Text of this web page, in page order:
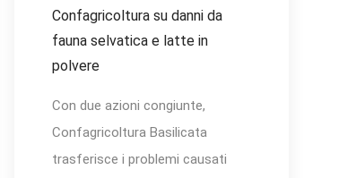
Confagricoltura su danni da
fauna selvatica e latte in
polvere
Con due azioni congiunte,
Confagricoltura Basilicata
trasferisce i problemi causati